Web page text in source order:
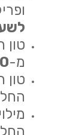
טון
מ-
טון